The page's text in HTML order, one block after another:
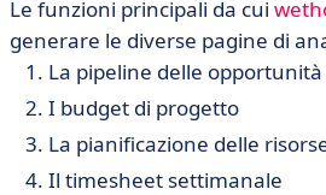
Le funzioni principali da cui
generare le diverse pagine di
La pipeline delle
I budget di progetto
La pianificazione delle
Il timesheet settimanale